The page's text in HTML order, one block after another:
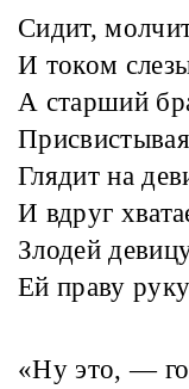
Сидит,
И током
А старший
Глядит на
И вдруг
Злодей
Ей праву
«Ну это, —